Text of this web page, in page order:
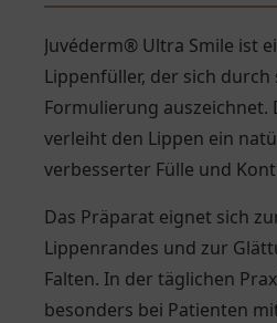
Juvéderm® Ultra Smile ist
Lippenfüller, der sich durch
Formulierung auszeichnet.
verleiht den Lippen ein
verbesserter Fülle und
Das Präparat eignet sich
Lippenrandes und zur
Falten. In der täglichen
besonders bei Patienten